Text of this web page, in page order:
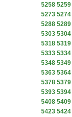
5258 5259
5273 5274
5288 5289
5303 5304
5318 5319
5333 5334
5348 5349
5363 5364
5378 5379
5393 5394
5408 5409
5423 5424